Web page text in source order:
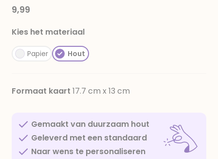
9,99
Kies het materiaal
Papier Hout
Formaat kaart 17.7 cm x 13 cm
Gemaakt van duurzaam hout
Geleverd met een standaard
Naar wens te personaliseren